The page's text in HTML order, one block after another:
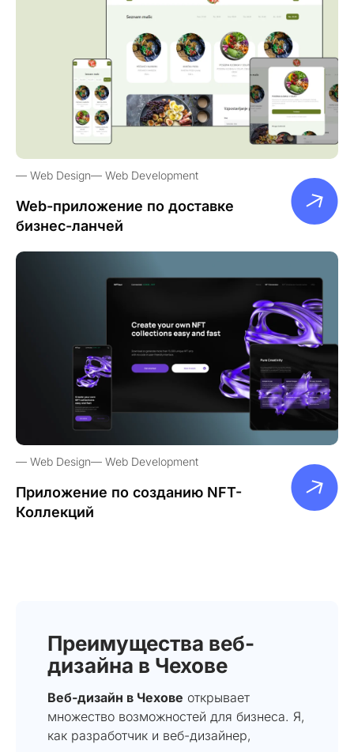
Web Design Web Development
Web-приложение по доставке
бизнес-ланчей
Web Design Web Development
Приложение по созданию NFT-
Коллекций
Преимущества веб-
дизайна в Чехове
Веб-дизайн в Чехове открывает
множество возможностей для бизнеса. Я,
как разработчик и веб-дизайнер,